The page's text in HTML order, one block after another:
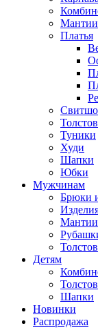
Мантии
Платья
Туники
Худи
Шапки
Юбки
Мужчинам
Брюки
Мантии
Детям
Шапки
Новинки
Распродажа